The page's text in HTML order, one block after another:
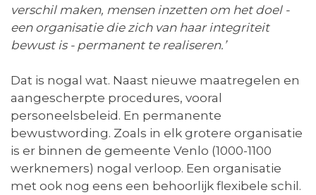
verschil maken, mensen inzetten om het doel -
een organisatie die zich van haar integriteit
bewust is - permanent te realiseren.’
Dat is nogal wat. Naast nieuwe maatregelen en
aangescherpte procedures, vooral
personeelsbeleid. En permanente
bewustwording. Zoals in elk grotere organisatie
is er binnen de gemeente Venlo (1000-1100
werknemers) nogal verloop. Een organisatie
met ook nog eens een behoorlijk flexibele schil.